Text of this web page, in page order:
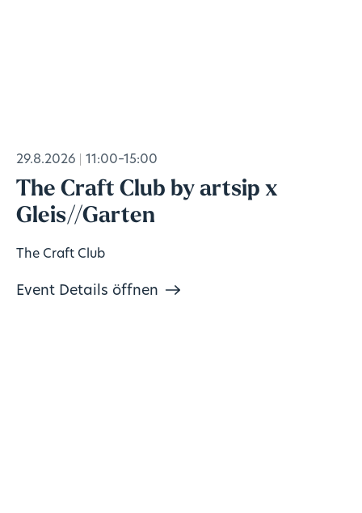
29.8.2026 11:00–15:00
The Craft Club by artsip x
Gleis//Garten
The Craft Club
Event Details öffnen